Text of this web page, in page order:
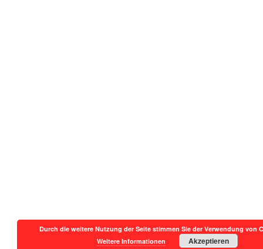
Durch die weitere Nutzung der Seite stimmen Sie der Verwendung von
Weitere Informationen
Akzeptieren